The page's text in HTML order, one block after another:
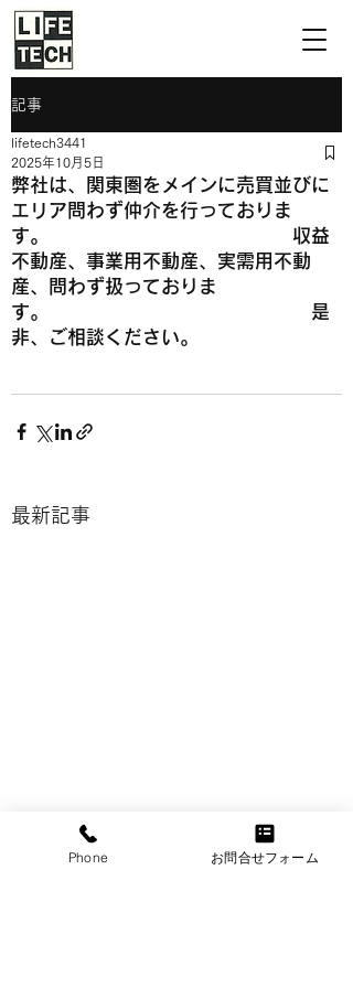
記事
弊社は、関東圏をメインに売買並びに
エリア問わず仲介を行っておりま
す。 収益
不動産、事業用不動産、実需用不動
産、問わず扱っておりま
す。 是
非、ご相談ください。
lifetech3441
2025年10月5日
最新記事
Phone お問合せフォーム